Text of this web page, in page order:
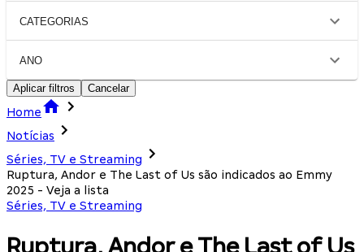
CATEGORIAS
ANO
Aplicar filtros Cancelar
Home
Notícias
Séries, TV e Streaming
Ruptura, Andor e The Last of Us são indicados ao Emmy
2025 - Veja a lista
Séries, TV e Streaming
Ruptura, Andor e The Last of Us